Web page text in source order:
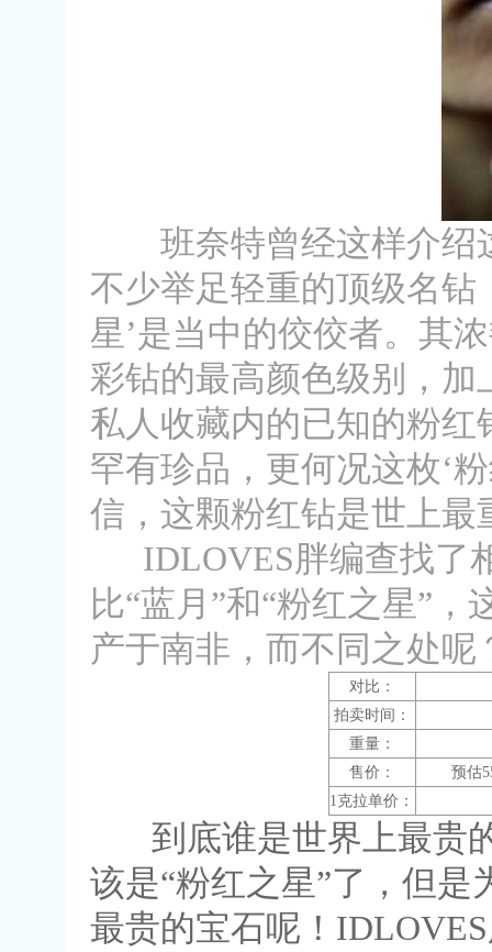
班奈特曾经这样介绍
不少举足轻重的顶级名钻
星’是当中的佼佼者。其
彩钻的最高颜色级别，
私人收藏内的已知的粉
罕有珍品，更何况这枚‘
信，这颗粉红钻是世上最
IDLOVES胖编查找了
比“蓝月”和“粉红之星”
产于南非，而不同之处呢
对比：
拍卖时间：
重量：
售价：
预估
1克拉单价：
到底谁是世界上最贵的
该是“粉红之星”了，但是
最贵的宝石呢！